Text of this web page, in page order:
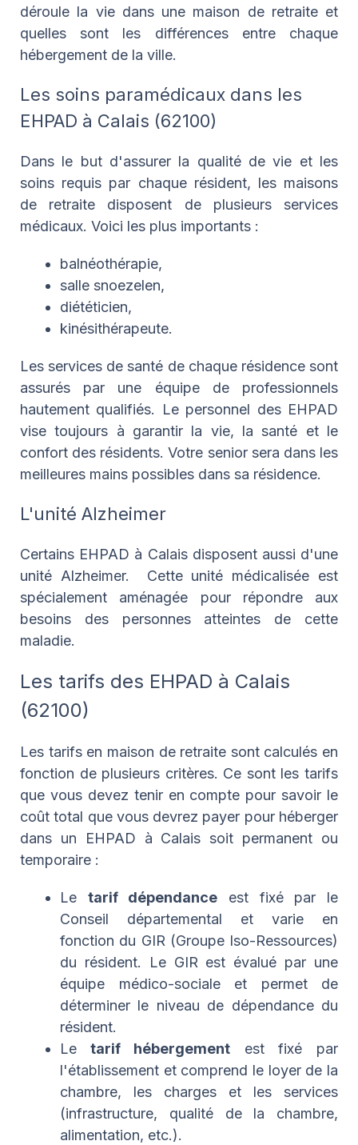
déroule la vie dans une maison de retraite et
quelles sont les différences entre chaque
hébergement de la ville.
Les soins paramédicaux dans les
EHPAD à Calais (62100)
Dans le but d'assurer la qualité de vie et les
soins requis par chaque résident, les maisons
de retraite disposent de plusieurs services
médicaux. Voici les plus importants :
balnéothérapie,
salle snoezelen,
diététicien,
kinésithérapeute.
Les services de santé de chaque résidence sont
assurés par une équipe de professionnels
hautement qualifiés. Le personnel des EHPAD
vise toujours à garantir la vie, la santé et le
confort des résidents. Votre senior sera dans les
meilleures mains possibles dans sa résidence.
L'unité Alzheimer
Certains EHPAD à Calais disposent aussi d'une
unité Alzheimer. Cette unité médicalisée est
spécialement aménagée pour répondre aux
besoins des personnes atteintes de cette
maladie.
Les tarifs des EHPAD à Calais
(62100)
Les tarifs en maison de retraite sont calculés en
fonction de plusieurs critères. Ce sont les tarifs
que vous devez tenir en compte pour savoir le
coût total que vous devrez payer pour héberger
dans un EHPAD à Calais soit permanent ou
temporaire :
Le tarif dépendance est fixé par le
Conseil départemental et varie en
fonction du GIR (Groupe Iso-Ressources)
du résident. Le GIR est évalué par une
équipe médico-sociale et permet de
déterminer le niveau de dépendance du
résident.
Le tarif hébergement est fixé par
l'établissement et comprend le loyer de la
chambre, les charges et les services
(infrastructure, qualité de la chambre,
alimentation, etc.).